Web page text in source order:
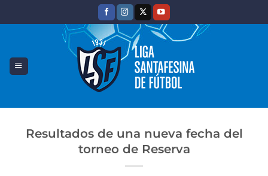
Resultados de una nueva fecha del
torneo de Reserva